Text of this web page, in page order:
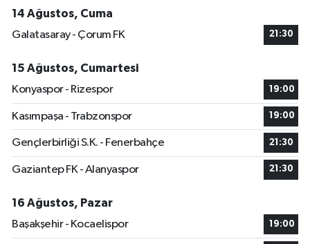
14 Ağustos, Cuma
Galatasaray - Çorum FK
21:30
15 Ağustos, Cumartesi
Konyaspor - Rizespor
19:00
Kasımpaşa - Trabzonspor 19:00
Gençlerbirliği S.K. - Fenerbahçe 21:30
Gaziantep FK - Alanyaspor 21:30
16 Ağustos, Pazar
Başakşehir - Kocaelispor
19:00